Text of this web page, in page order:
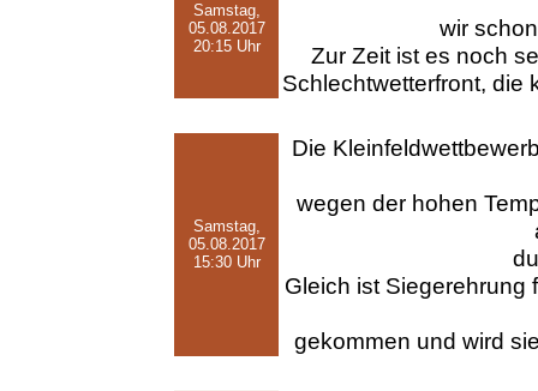
Samstag,
05.08.2017
20:15 Uhr
wir
Zur Zeit ist es noch
Schlechtwetterfront, die
Samstag,
05.08.2017
15:30 Uhr
Die
wegen der hohen
Gleich ist Siegerehrung
gekommen und wird